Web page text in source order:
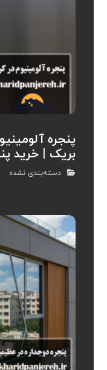
پنجره
بریک | خرید
دسته‌بندی نشده